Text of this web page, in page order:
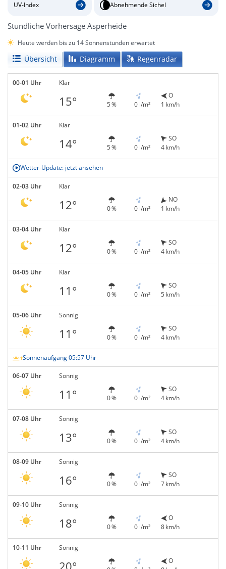
UV-Index Abnehmende Sichel
Stündliche Vorhersage Asperheide
Heute werden bis zu 14 Sonnenstunden erwartet
Übersicht Diagramm Regenradar
00-01 Uhr Klar
15° 5 % 0 l/m²
O
1 km/h
01-02 Uhr Klar
14° 5 % 0 l/m²
SO
4 km/h
Wetter-Update: jetzt ansehen
02-03 Uhr Klar
12° 0 % 0 l/m²
NO
1 km/h
03-04 Uhr Klar
12° 0 % 0 l/m²
SO
4 km/h
04-05 Uhr Klar
11° 0 % 0 l/m²
SO
5 km/h
05-06 Uhr Sonnig
11° 0 % 0 l/m²
SO
4 km/h
Sonnenaufgang 05:57 Uhr
06-07 Uhr Sonnig
11° 0 % 0 l/m²
SO
4 km/h
07-08 Uhr Sonnig
13° 0 % 0 l/m²
SO
4 km/h
08-09 Uhr Sonnig
16° 0 % 0 l/m²
SO
7 km/h
09-10 Uhr Sonnig
18° 0 % 0 l/m²
O
8 km/h
10-11 Uhr Sonnig
O